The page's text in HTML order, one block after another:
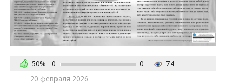
50% 0 0
74
20 февраля 2026